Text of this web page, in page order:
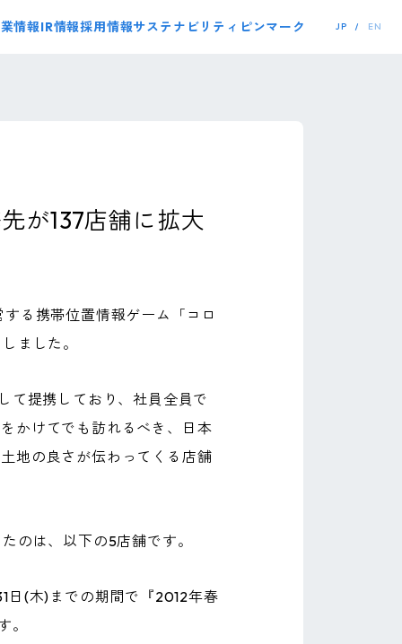
情報IR情報採用情報サステナビリティ ピンマーク JP EN
が137店舗に拡大
る携帯位置情報ゲーム「コロ
ました。
て提携しており、社員全員で
かけてでも訪れるべき、日本
地の良さが伝わってくる店舗
のは、以下の5店舗です。
日(木)までの期間で『2012年春
。